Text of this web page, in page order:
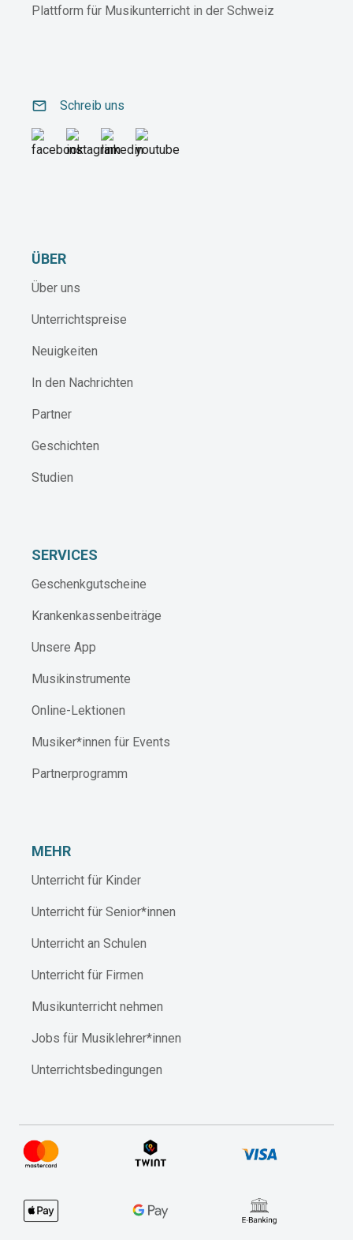
Plattform für Musikunterricht in der Schweiz
email Schreib uns
ÜBER
Über uns
Unterrichtspreise
Neuigkeiten
In den Nachrichten
Partner
Geschichten
Studien
SERVICES
Geschenkgutscheine
Krankenkassenbeiträge
Unsere App
Musikinstrumente
Online-Lektionen
Musiker*innen für Events
Partnerprogramm
MEHR
Unterricht für Kinder
Unterricht für Senior*innen
Unterricht an Schulen
Unterricht für Firmen
Musikunterricht nehmen
Jobs für Musiklehrer*innen
Unterrichtsbedingungen